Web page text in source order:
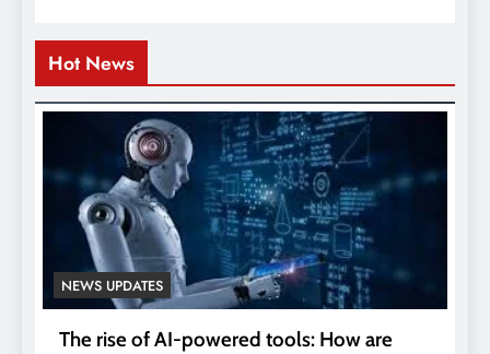
Hot News
NEWS UPDATES
The rise of AI-powered tools: How are